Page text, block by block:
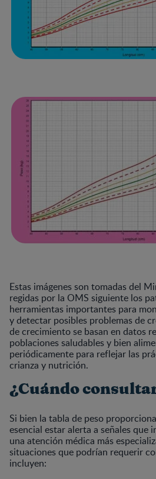
Estas imágenes son tomadas del
regidas por la OMS siguiente los
herramientas importantes para
y detectar posibles problemas de
de crecimiento se basan en datos
poblaciones saludables y bien
periódicamente para reflejar las
crianza y nutrición.
¿Cuándo
Si bien la tabla de peso
esencial estar alerta a señales que
una atención médica más
situaciones que podrían requerir
incluyen: